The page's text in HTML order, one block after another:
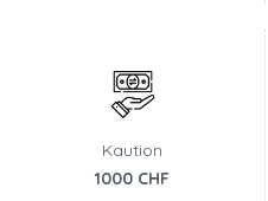
Kaution
1000 CHF